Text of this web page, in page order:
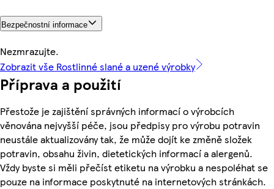
Bezpečnostní informace
Nezmrazujte.
Zobrazit vše Rostlinné slané a uzené výrobky
Příprava a použití
Přestože je zajištění správných informací o výrobcích
věnována nejvyšší péče, jsou předpisy pro výrobu potravin
neustále aktualizovány tak, že může dojít ke změně složek
potravin, obsahu živin, dietetických informací a alergenů.
Vždy byste si měli přečíst etiketu na výrobku a nespoléhat se
pouze na informace poskytnuté na internetových stránkách.